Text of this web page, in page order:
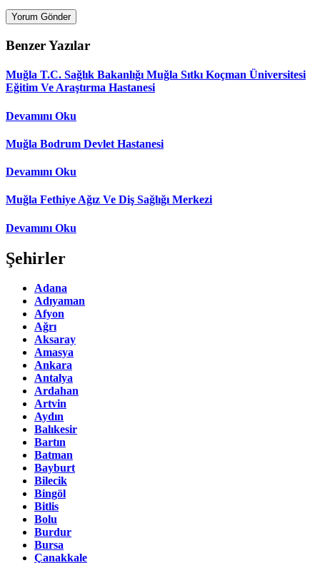
Benzer Yazılar
Muğla T.C. Sağlık Bakanlığı Muğla Sıtkı Koçman Üniversitesi
Eğitim Ve Araştırma Hastanesi
Devamını Oku
Muğla Bodrum Devlet Hastanesi
Devamını Oku
Muğla Fethiye Ağız Ve Diş Sağlığı Merkezi
Devamını Oku
Şehirler
Adana
Adıyaman
Afyon
Ağrı
Aksaray
Amasya
Ankara
Antalya
Ardahan
Artvin
Aydın
Balıkesir
Bartın
Batman
Bayburt
Bilecik
Bingöl
Bitlis
Bolu
Burdur
Bursa
Çanakkale